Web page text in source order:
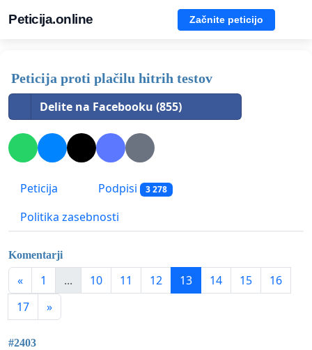
Peticija.online Začnite peticijo
Peticija proti plačilu hitrih testov
Delite na Facebooku (855)
Peticija Podpisi 3 278
Politika zasebnosti
Komentarji
« 1 ... 10 11 12 13 14 15
16
17
»
#2403